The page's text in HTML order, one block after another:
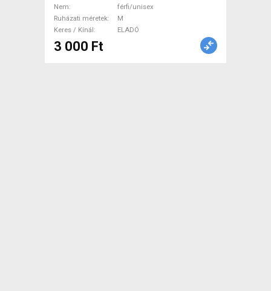
Nem
férfi/unisex
Ruházati méretek
M
Keres / Kínál
ELADÓ
3 000 Ft